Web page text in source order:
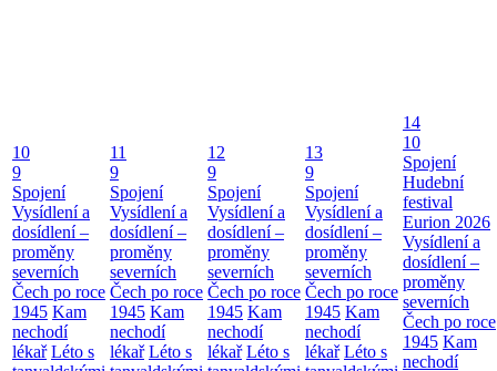
10
9
Spojení
Vysídlení a
dosídlení –
proměny
severních
Čech po roce
1945 Kam
nechodí
lékař Léto s
11
9
Spojení
Vysídlení a
dosídlení –
proměny
severních
Čech po roce
1945 Kam
nechodí
lékař Léto s
12
9
Spojení
Vysídlení a
dosídlení –
proměny
severních
Čech po roce
1945 Kam
nechodí
lékař Léto s
13
9
Spojení
Vysídlení a
dosídlení –
proměny
severních
Čech po roce
1945 Kam
nechodí
lékař Léto s
14
10
Spojení
Hudební
festival
Eurion 2026
Vysídlení a
dosídlení –
proměny
severních
Čech po roce
1945 Kam
nechodí